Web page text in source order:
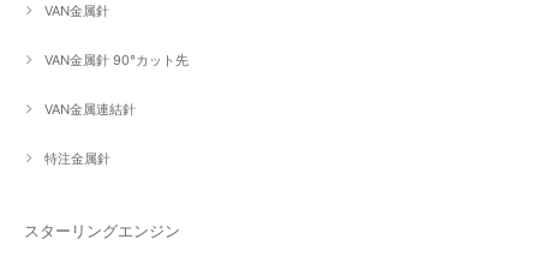
VAN金属針
VAN金属針 90°カット先
VAN金属連結針
特注金属針
スターリングエンジン